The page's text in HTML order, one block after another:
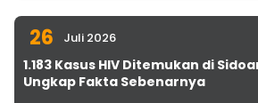
26 Juli 2026
1.183 Kasus HIV Ditemukan di
Ungkap Fakta Sebenarnya